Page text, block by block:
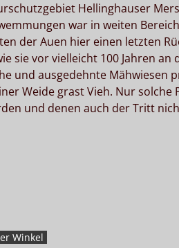
Hellinghauser
war in weiten
der Auen hier einen letzten
sie vor viel­leicht 100 Jahren
und ausgedehnte Mähwiesen
Weide grast Vieh. Nur
und denen auch der Tritt
Winkel